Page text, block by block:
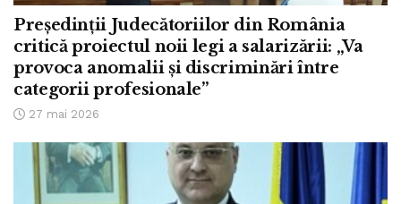
Președinții Judecătoriilor din România
critică proiectul noii legi a salarizării: „Va
provoca anomalii și discriminări între
categorii profesionale”
27 mai 2026